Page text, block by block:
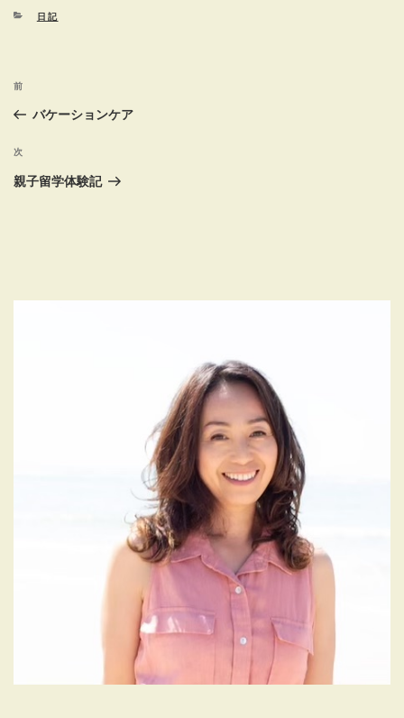
カ
日記
投
稿
ビ
前
の
稿
前
バケーションケア
次
の
次
親子留学体験記